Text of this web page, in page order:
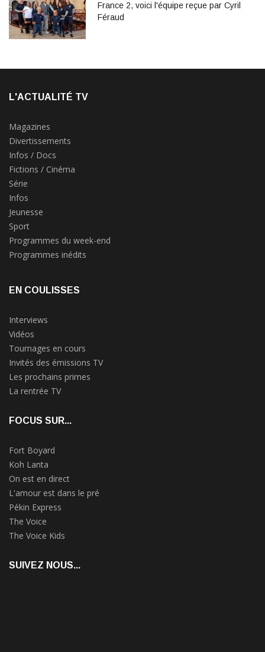
France 2, voici l'équipe reçue par Cyril
Féraud
L'ACTUALITÉ TV
Magazines
Divertissements
Infos / Docs
Fictions / Cinéma
Série
Infos
Jeunesse
Sport
Programmes du week-end
Programmes inédits
EN COULISSES
Interviews
Vidéos
Tournages en cours
Invités des émissions TV
Les prochains primes
La rentrée TV
FOCUS SUR...
Fort Boyard
Koh Lanta
On est en direct
L'amour est dans le pré
Pékin Express
The Voice
The Voice Kids
SUIVEZ NOUS...